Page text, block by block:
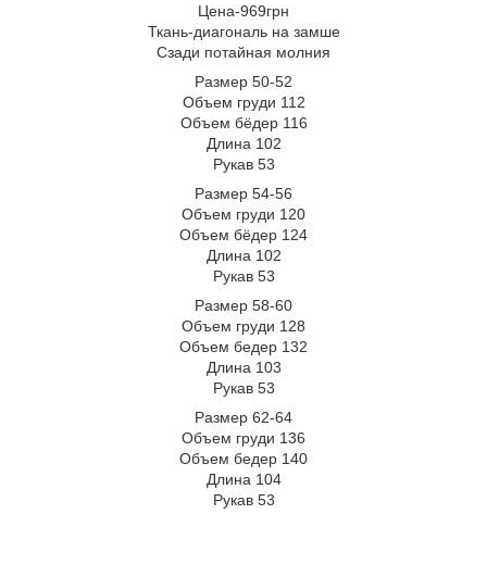
Цена-969грн
Ткань-диагональ на замше
Сзади потайная молния
Размер 50-52
Объем груди 112
Объем бёдер 116
Длина 102
Рукав 53
Размер 54-56
Объем груди 120
Объем бёдер 124
Длина 102
Рукав 53
Размер 58-60
Объем груди 128
Объем бедер 132
Длина 103
Рукав 53
Размер 62-64
Объем груди 136
Объем бедер 140
Длина 104
Рукав 53